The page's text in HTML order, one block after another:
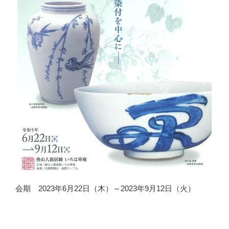
会期 2023年6月22日（木）～2023年9月12日（火）